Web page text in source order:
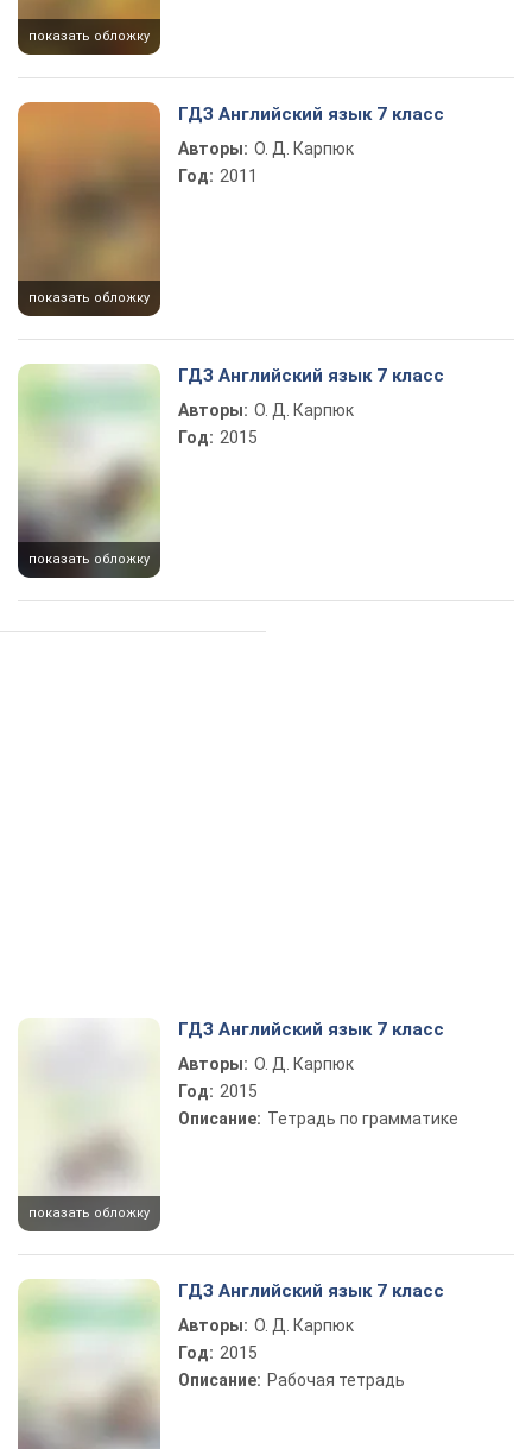
показать обложку
показать обложку
ГДЗ Английский язык 7 класс
Авторы: О. Д. Карпюк
Год: 2011
показать обложку
ГДЗ Английский язык 7 класс
Авторы: О. Д. Карпюк
Год: 2015
показать обложку
ГДЗ Английский язык 7 класс
Авторы: О. Д. Карпюк
Год: 2015
Описание: Тетрадь по грамматике
ГДЗ Английский язык 7 класс
Авторы: О. Д. Карпюк
Год: 2015
Описание: Рабочая тетрадь